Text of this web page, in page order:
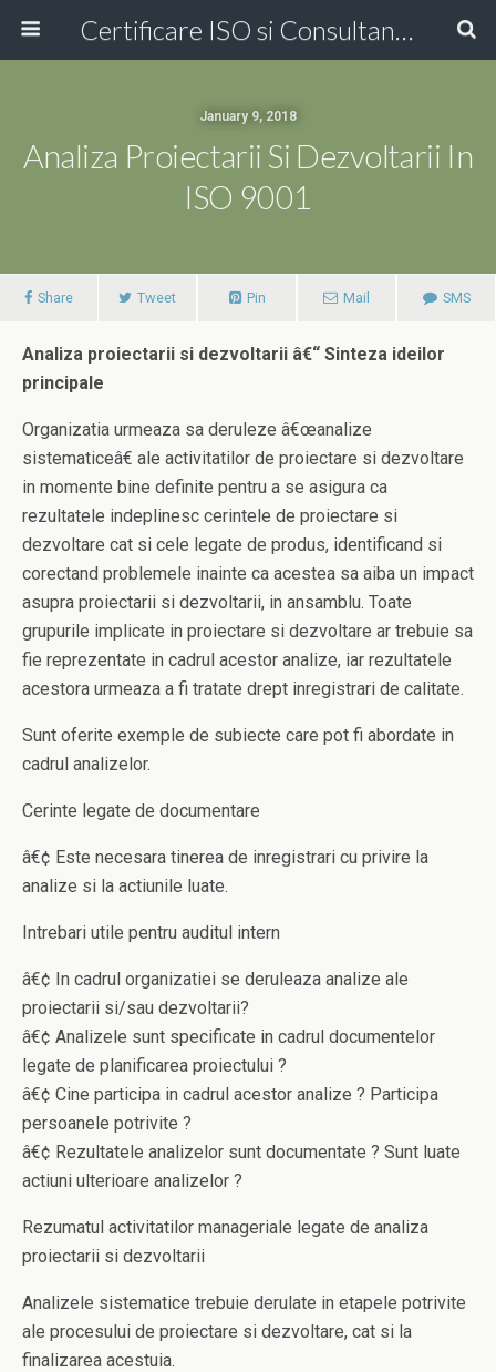
Certificare ISO si Consultanta ISO Online!
January 9, 2018
Analiza Proiectarii Si Dezvoltarii In
ISO 9001
Share Tweet Pin Mail SMS
Analiza proiectarii si dezvoltarii â€“ Sinteza ideilor
principale
Organizatia urmeaza sa deruleze â€œanalize
sistematiceâ€ ale activitatilor de proiectare si dezvoltare
in momente bine definite pentru a se asigura ca
rezultatele indeplinesc cerintele de proiectare si
dezvoltare cat si cele legate de produs, identificand si
corectand problemele inainte ca acestea sa aiba un impact
asupra proiectarii si dezvoltarii, in ansamblu. Toate
grupurile implicate in proiectare si dezvoltare ar trebuie sa
fie reprezentate in cadrul acestor analize, iar rezultatele
acestora urmeaza a fi tratate drept inregistrari de calitate.
Sunt oferite exemple de subiecte care pot fi abordate in
cadrul analizelor.
Cerinte legate de documentare
â€¢ Este necesara tinerea de inregistrari cu privire la
analize si la actiunile luate.
Intrebari utile pentru auditul intern
â€¢ In cadrul organizatiei se deruleaza analize ale
proiectarii si/sau dezvoltarii?
â€¢ Analizele sunt specificate in cadrul documentelor
legate de planificarea proiectului ?
â€¢ Cine participa in cadrul acestor analize ? Participa
persoanele potrivite ?
â€¢ Rezultatele analizelor sunt documentate ? Sunt luate
actiuni ulterioare analizelor ?
Rezumatul activitatilor manageriale legate de analiza
proiectarii si dezvoltarii
Analizele sistematice trebuie derulate in etapele potrivite
ale procesului de proiectare si dezvoltare, cat si la
finalizarea acestuia.